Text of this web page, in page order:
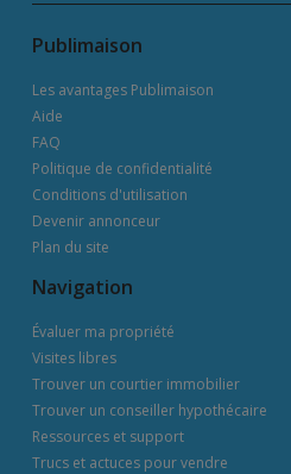
Publimaison
Les avantages Publimaison
Aide
FAQ
Politique de confidentialité
Conditions d'utilisation
Devenir annonceur
Plan du site
Navigation
Évaluer ma propriété
Visites libres
Trouver un courtier immobilier
Trouver un conseiller hypothécaire
Ressources et support
Trucs et actuces pour vendre